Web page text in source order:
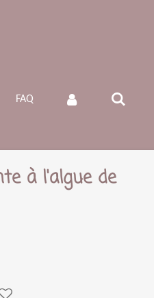
FAQ
à l'algue de